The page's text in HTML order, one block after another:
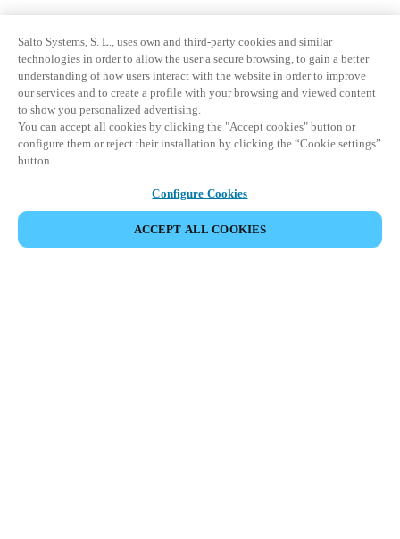
Salto Systems, S. L., uses own and third-party cookies and similar
technologies in order to allow the user a secure browsing, to gain a better
understanding of how users interact with the website in order to improve
our services and to create a profile with your browsing and viewed content
to show you personalized advertising.
You can accept all cookies by clicking the "Accept cookies" button or
configure them or reject their installation by clicking the “Cookie settings”
button.
Configure Cookies
ACCEPT ALL COOKIES